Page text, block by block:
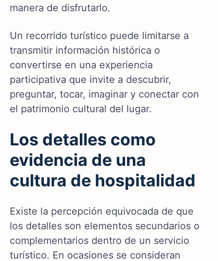
manera de disfrutarlo.
Un recorrido turístico puede limitarse a
transmitir información histórica o
convertirse en una experiencia
participativa que invite a descubrir,
preguntar, tocar, imaginar y conectar con
el patrimonio cultural del lugar.
Los detalles como
evidencia de una
cultura de hospitalidad
Existe la percepción equivocada de que
los detalles son elementos secundarios o
complementarios dentro de un servicio
turístico. En ocasiones se consideran